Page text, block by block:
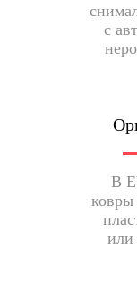
с
В
ковры
или